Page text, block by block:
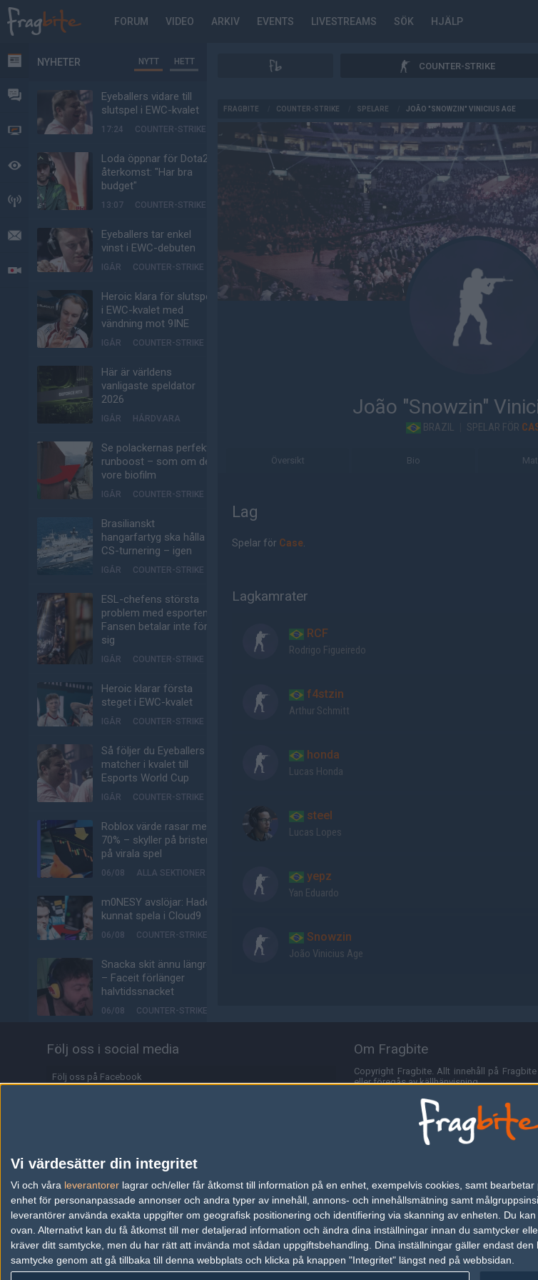
Vi värdesätter din integritet
Vi och våra leverantorer lagrar och/eller får åtkomst till information på en enhet, exempelvis cookies, samt
enhet för personanpassade annonser och andra typer av innehåll, annons- och innehållsmätning samt
leverantörer använda exakta uppgifter om geografisk positionering och identifiering via skanning av enheten. Du
ovan. Alternativt kan du få åtkomst till mer detaljerad information och ändra dina inställningar innan du samtycker
kräver ditt samtycke, men du har rätt att invända mot sådan uppgiftsbehandling. Dina inställningar gäller endast
samtycke genom att gå tillbaka till denna webbplats och klicka på knappen "Integritet" längst ned på webbsidan.
FORUM VIDEO ARKIV EVENTS LIVESTREAMS SÖK HJÄLP
NYHETER
FORUM
VIDEO
BEVAKAT
HÄNDELSER
MEDDELANDEN
LIVESÄNDNINGAR
NYHETER NYTT HETT
Eyeballers vidare till
slutspel i EWC-kvalet
17:24 COUNTER-STRIKE
Loda öppnar för Dota2-
återkomst: "Har bra
budget"
13:07 COUNTER-STRIKE
Eyeballers tar enkel
vinst i EWC-debuten
IGÅR COUNTER-STRIKE
Heroic klara för slutspel
i EWC-kvalet med
vändning mot 9INE
IGÅR COUNTER-STRIKE
Här är världens
vanligaste speldator
2026
IGÅR HÅRDVARA
Se polackernas perfekta
runboost – som om det
vore biofilm
IGÅR COUNTER-STRIKE
Brasilianskt
hangarfartyg ska hålla
CS-turnering – igen
IGÅR COUNTER-STRIKE
ESL-chefens största
problem med esporten:
Fansen betalar inte för
sig
IGÅR COUNTER-STRIKE
Heroic klarar första
steget i EWC-kvalet
IGÅR COUNTER-STRIKE
Så följer du Eyeballers
matcher i kvalet till
Esports World Cup
IGÅR COUNTER-STRIKE
Roblox värde rasar med
70% – skyller på bristen
på virala spel
06/08 ALLA SEKTIONER
m0NESY avslöjar: Hade
kunnat spela i Cloud9
06/08 COUNTER-STRIKE
Snacka skit ännu längre
– Faceit förlänger
halvtidssnacket
06/08 COUNTER-STRIKE
fuskproblemet – tvinga
queue
06/08 ALLA SEKTIONER
jL om nya möjligheten:
"Jag får uppfylla min
dröm"
f0rest och olofmeister
COUNTER-STRIKE
FRAGBITE COUNTER-STRIKE SPELARE JOÃO "SNOWZIN" VINICIUS AGE
João "Snowzin"
BRAZIL SPELAR FÖR
Översikt Bio
Lag
Spelar för Case.
Lagkamrater
RCF
Rodrigo Figueiredo
f4stzin
Arthur Schmitt
honda
Lucas Honda
steel
Lucas Lopes
yepz
Yan Eduardo
Snowzin
João Vinicius Age
Följ oss i social media
Följ oss på Facebook
Information
Annonsering
Copyright och Privacy Policy
Användaravtal
Om Fragbite
Copyright Fragbite. Allt innehåll på
eller föregås av källhänvisning.
Alla åsikter uttryckta på Fragbite
Programmering och design av Fredric
Fragbite använder cookies för att spara
omröstningar och för att föra statistik.
besöka Fragbite. Den här textraden finns
Annonsering
Är du intresserad av att annonsera på